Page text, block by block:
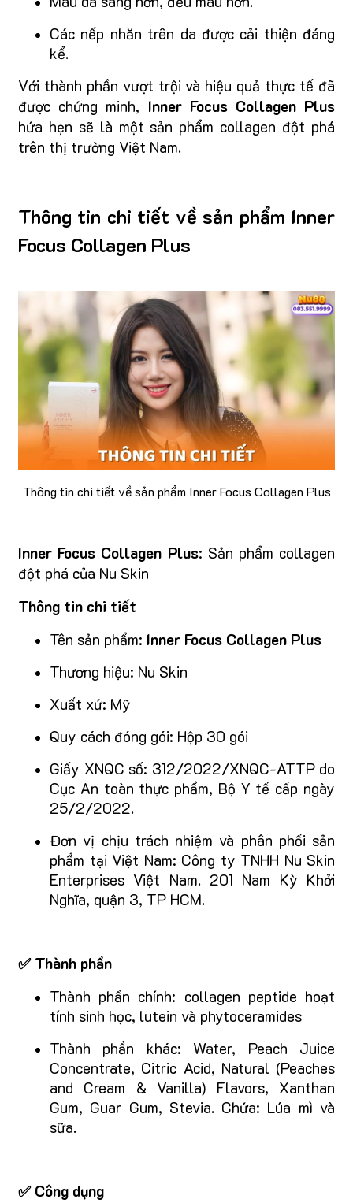
Các nếp nhăn trên da được cải thiện đáng
kể.
Với thành phần vượt trội và hiệu quả thực tế đã
được chứng minh, Inner Focus Collagen Plus
hứa hẹn sẽ là một sản phẩm collagen đột phá
trên thị trường Việt Nam.
Thông tin chi tiết về sản phẩm Inner
Focus Collagen Plus
Thông tin chi tiết về sản phẩm Inner Focus Collagen Plus
Inner Focus Collagen Plus: Sản phẩm collagen
đột phá của Nu Skin
Thông tin chi tiết
Tên sản phẩm: Inner Focus Collagen Plus
Thương hiệu: Nu Skin
Xuất xứ: Mỹ
Quy cách đóng gói: Hộp 30 gói
Giấy XNQC số: 312/2022/XNQC-ATTP do
Cục An toàn thực phẩm, Bộ Y tế cấp ngày
25/2/2022.
Đơn vị chịu trách nhiệm và phân phối sản
phẩm tại Việt Nam: Công ty TNHH Nu Skin
Enterprises Việt Nam. 201 Nam Kỳ Khởi
Nghĩa, quận 3, TP HCM.
✅ Thành phần
Thành phần chính: collagen peptide hoạt
tính sinh học, lutein và phytoceramides
Thành phần khác: Water, Peach Juice
Concentrate, Citric Acid, Natural (Peaches
and Cream & Vanilla) Flavors, Xanthan
Gum, Guar Gum, Stevia. Chứa: Lúa mì và
sữa.
✅ Công dụng